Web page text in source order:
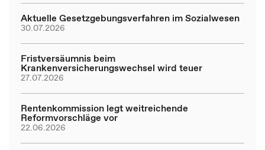
Aktuelle Gesetzgebungsverfahren im Sozialwesen
30.07.2026
Fristversäumnis beim
Krankenversicherungswechsel wird teuer
27.07.2026
Rentenkommission legt weitreichende
Reformvorschläge vor
22.06.2026